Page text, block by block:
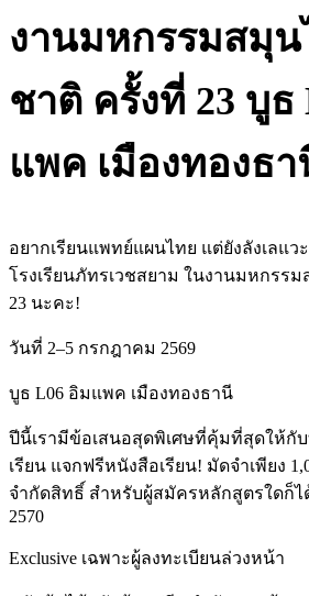
งานมหกรรมสมุน
ชาติ ครั้งที่ 23 บูธ
แพค เมืองทองธ
อยากเรียนแพทย์แผนไทย แต่ยังลังเลแ
โรงเรียนภัทรเวชสยาม ในงานมหกรร
23 นะคะ!
วันที่ 2–5 กรกฎาคม 2569
บูธ L06 อิมแพค เมืองทองธานี
ปีนี้เรามีข้อเสนอสุดพิเศษที่คุ้มที่สุดให้กั
เรียน แจกฟรีหนังสือเรียน! มัดจำเพียง
จำกัดสิทธิ์ สำหรับผู้สมัครหลักสูตรใดก็ไ
2570
Exclusive เฉพาะผู้ลงทะเบียนล่วงหน้า